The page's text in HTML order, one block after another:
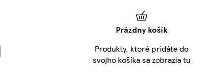
Prázdny košík
Produkty, ktoré pridáte do
svojho košíka sa zobrazia tu